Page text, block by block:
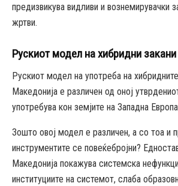
предизвикува видливи и вознемирувачки
жртви.
Рускиот модел на хибридни
Рускиот модел на употреба на
Македонија е различен од оној
употребува кон земјите на Западна
Зошто овој модел е различен, а со тоа и
инструментите се повеќебројни?
Македонија покажува системска
институциите на системот, слаба